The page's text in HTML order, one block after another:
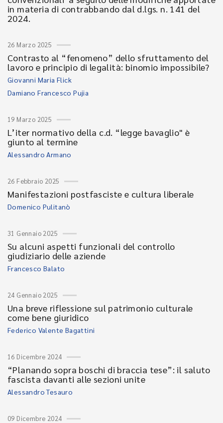
in materia di contrabbando dal d.lgs. n. 141 del
2024.
26 Marzo 2025
Contrasto al “fenomeno” dello sfruttamento del
lavoro e principio di legalità: binomio impossibile?
Giovanni Maria Flick
Damiano Francesco Pujia
19 Marzo 2025
L’iter normativo della c.d. “legge bavaglio" è
giunto al termine
Alessandro Armano
26 Febbraio 2025
Manifestazioni postfasciste e cultura liberale
Domenico Pulitanò
31 Gennaio 2025
Su alcuni aspetti funzionali del controllo
giudiziario delle aziende
Francesco Balato
24 Gennaio 2025
Una breve riflessione sul patrimonio culturale
come bene giuridico
Federico Valente Bagattini
16 Dicembre 2024
“Planando sopra boschi di braccia tese”: il saluto
fascista davanti alle sezioni unite
Alessandro Tesauro
09 Dicembre 2024